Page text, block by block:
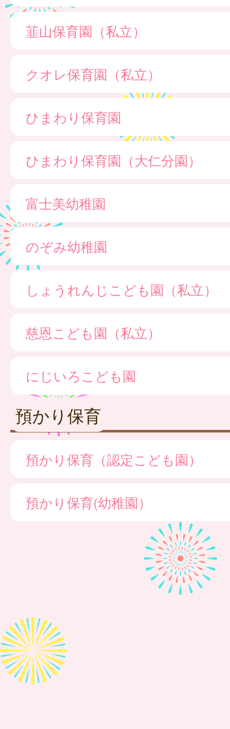
韮山保育園（私立）
クオレ保育園（私立）
ひまわり保育園
ひまわり保育園（大仁分園）
富士美幼稚園
のぞみ幼稚園
しょうれんじこども園（私立）
慈恩こども園（私立）
にじいろこども園
預かり保育
預かり保育（認定こども園）
預かり保育(幼稚園）